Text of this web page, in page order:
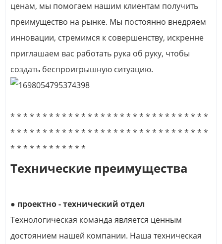
ценам, мы помогаем нашим клиентам получить
преимущество на рынке. Мы постоянно внедряем
инновации, стремимся к совершенству, искренне
приглашаем вас работать рука об руку, чтобы
создать беспроигрышную ситуацию.
* * * * * * * * * * * * * * * * * * * * * * * * * * * * * * *
* * * * * * * * * * * * * * * * * * * * * * * * * * * * * * *
* * * * * * * * * * * *
Технические преимущества
● проектно - технический отдел
Технологическая команда является ценным
достоянием нашей компании. Наша техническая